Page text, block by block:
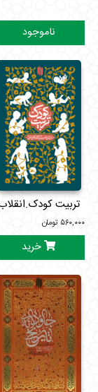
ناموجود
تربیت
اسلامی ۵۶۰,۰۰۰ تومان
خرید